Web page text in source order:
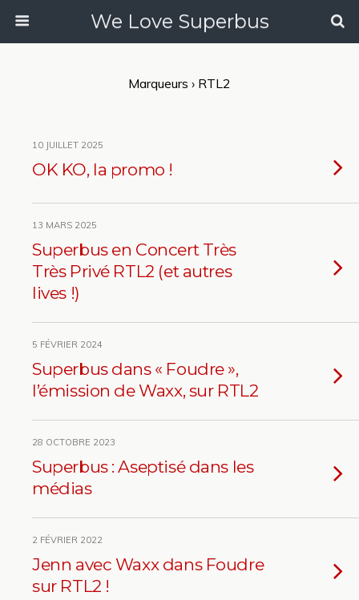
We Love Superbus
Marqueurs › RTL2
10 JUILLET 2025
OK KO, la promo !
13 MARS 2025
Superbus en Concert Très
Très Privé RTL2 (et autres
lives !)
5 FÉVRIER 2024
Superbus dans « Foudre »,
l’émission de Waxx, sur RTL2
28 OCTOBRE 2023
Superbus : Aseptisé dans les
médias
2 FÉVRIER 2022
Jenn avec Waxx dans Foudre
sur RTL2 !